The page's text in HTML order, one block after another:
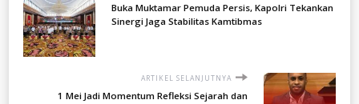
Buka Muktamar Pemuda Persis, Kapolri Tekankan
Sinergi Jaga Stabilitas Kamtibmas
ARTIKEL SELANJUTNYA
1 Mei Jadi Momentum Refleksi Sejarah dan